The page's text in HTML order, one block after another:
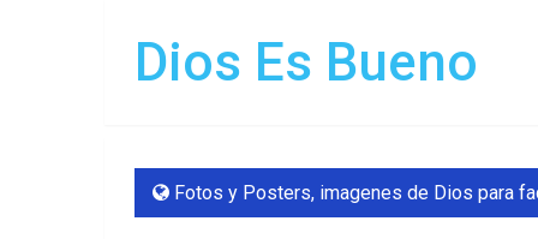
Dios Es Bueno
Fotos y Posters, imagenes de Dios para